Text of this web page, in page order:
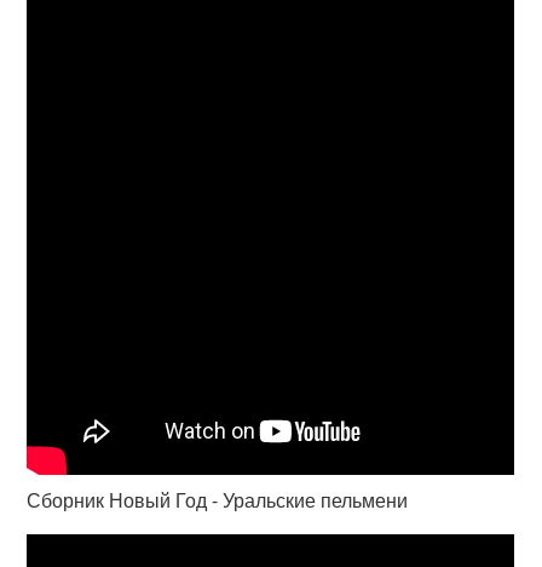
Сборник Новый Год - Уральские пельмени